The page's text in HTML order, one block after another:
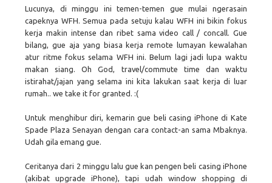
Lucunya, di minggu ini temen-temen gue mulai ngerasain
capeknya WFH. Semua pada setuju kalau WFH ini bikin fokus
kerja makin intense dan ribet sama video call / concall. Gue
bilang, gue aja yang biasa kerja remote lumayan kewalahan
atur ritme fokus selama WFH ini. Belum lagi jadi lupa waktu
makan siang. Oh God, travel/commute time dan waktu
istirahat/jajan yang selama ini kita lakukan saat kerja di luar
rumah.. we take it for granted. :(
Untuk menghibur diri, kemarin gue beli casing iPhone di Kate
Spade Plaza Senayan dengan cara contact-an sama Mbaknya.
Udah gila emang gue.
Ceritanya dari 2 minggu lalu gue kan pengen beli casing iPhone
(akibat upgrade iPhone), tapi udah window shopping di